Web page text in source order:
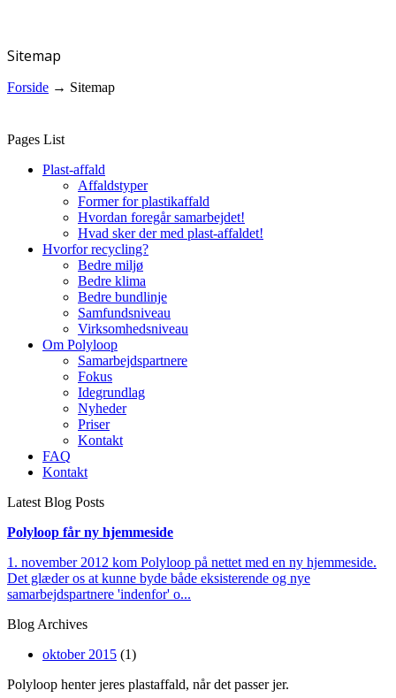
Sitemap
Forside → Sitemap
Pages List
Plast-affald
Affaldstyper
Former for plastikaffald
Hvordan foregår samarbejdet!
Hvad sker der med plast-affaldet!
Hvorfor recycling?
Bedre miljø
Bedre klima
Bedre bundlinje
Samfundsniveau
Virksomhedsniveau
Om Polyloop
Samarbejdspartnere
Fokus
Idegrundlag
Nyheder
Priser
Kontakt
FAQ
Kontakt
Latest Blog Posts
Polyloop får ny hjemmeside
1. november 2012 kom Polyloop på nettet med en ny hjemmeside.
Det glæder os at kunne byde både eksisterende og nye
samarbejdspartnere 'indenfor' o...
Blog Archives
oktober 2015 (1)
Polyloop henter jeres plastaffald, når det passer jer.